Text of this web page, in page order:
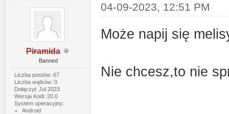
Piramida
Banned
Liczba postów: 67
Liczba wątków: 0
Dołączył: Jul 2023
Wersja Kodi: 20.0
System operacyjny:
Android
04-09-2023, 12:51 PM
Może napij się
Nie chcesz,to nie